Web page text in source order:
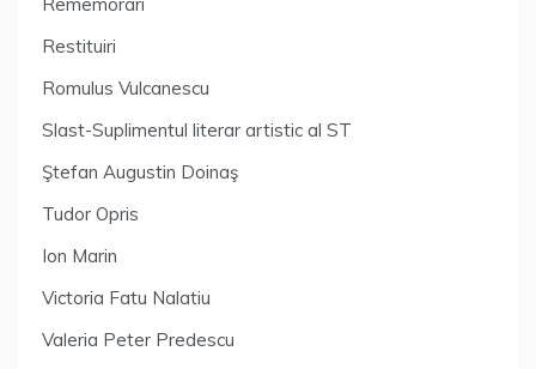
Rememorari
Restituiri
Romulus Vulcanescu
Slast-Suplimentul literar artistic al ST
Ştefan Augustin Doinaş
Tudor Opris
Ion Marin
Victoria Fatu Nalatiu
Valeria Peter Predescu